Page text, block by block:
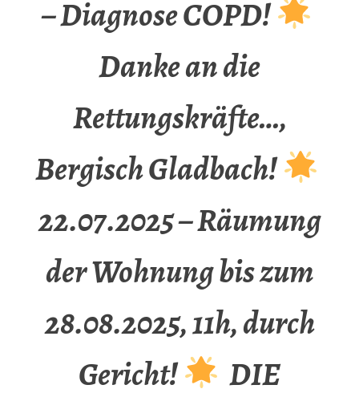
– Diagnose COPD!
Danke an die
Rettungskräfte…,
Bergisch Gladbach!
22.07.2025 – Räumung
der Wohnung bis zum
28.08.2025, 11h, durch
Gericht!
DIE